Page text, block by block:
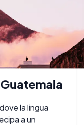
la lingua
a un